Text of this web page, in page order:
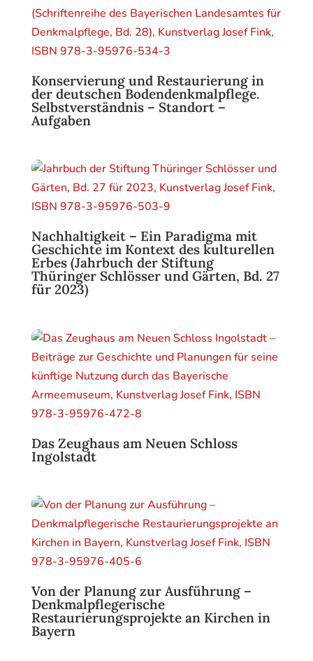
Konservierung und Restaurierung in
der deutschen Bodendenkmalpflege.
Selbstverständnis – Standort –
Aufgaben
Nachhaltigkeit – Ein Paradigma mit
Geschichte im Kontext des kulturellen
Erbes (Jahrbuch der Stiftung
Thüringer Schlösser und Gärten, Bd. 27
für 2023)
Das Zeughaus am Neuen Schloss
Ingolstadt
Von der Planung zur Ausführung –
Denkmalpflegerische
Restaurierungsprojekte an Kirchen in
Bayern